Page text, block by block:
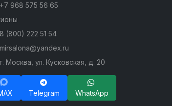
+7 968 575 56 65
8 (800) 222 51 54
mirsalona@yandex.ru
г. Москва, ул. Кусковская, д. 20
Telegram WhatsApp